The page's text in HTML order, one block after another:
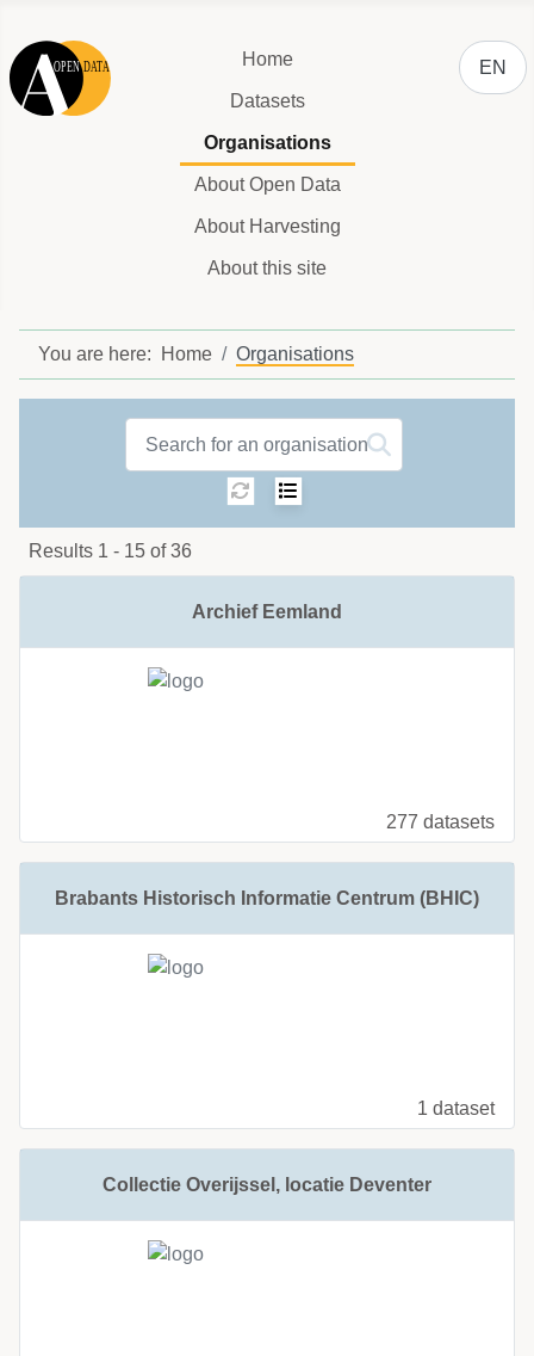
Home
Datasets
Organisations
About Open Data
About Harvesting
About this site
Select
EN
You are here: Home Organisations
Organisations label
Sorting: Select number of
Results 1 - 15 of 36
Archief Eemland
277 datasets
Brabants Historisch Informatie Centrum (BHIC)
1 dataset
Collectie Overijssel, locatie Deventer